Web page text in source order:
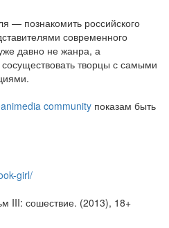
— познакомить российского
современного
давно не жанра, а
творцы с самыми
community показам быть
girl/
III: сошествие. (2013), 18+